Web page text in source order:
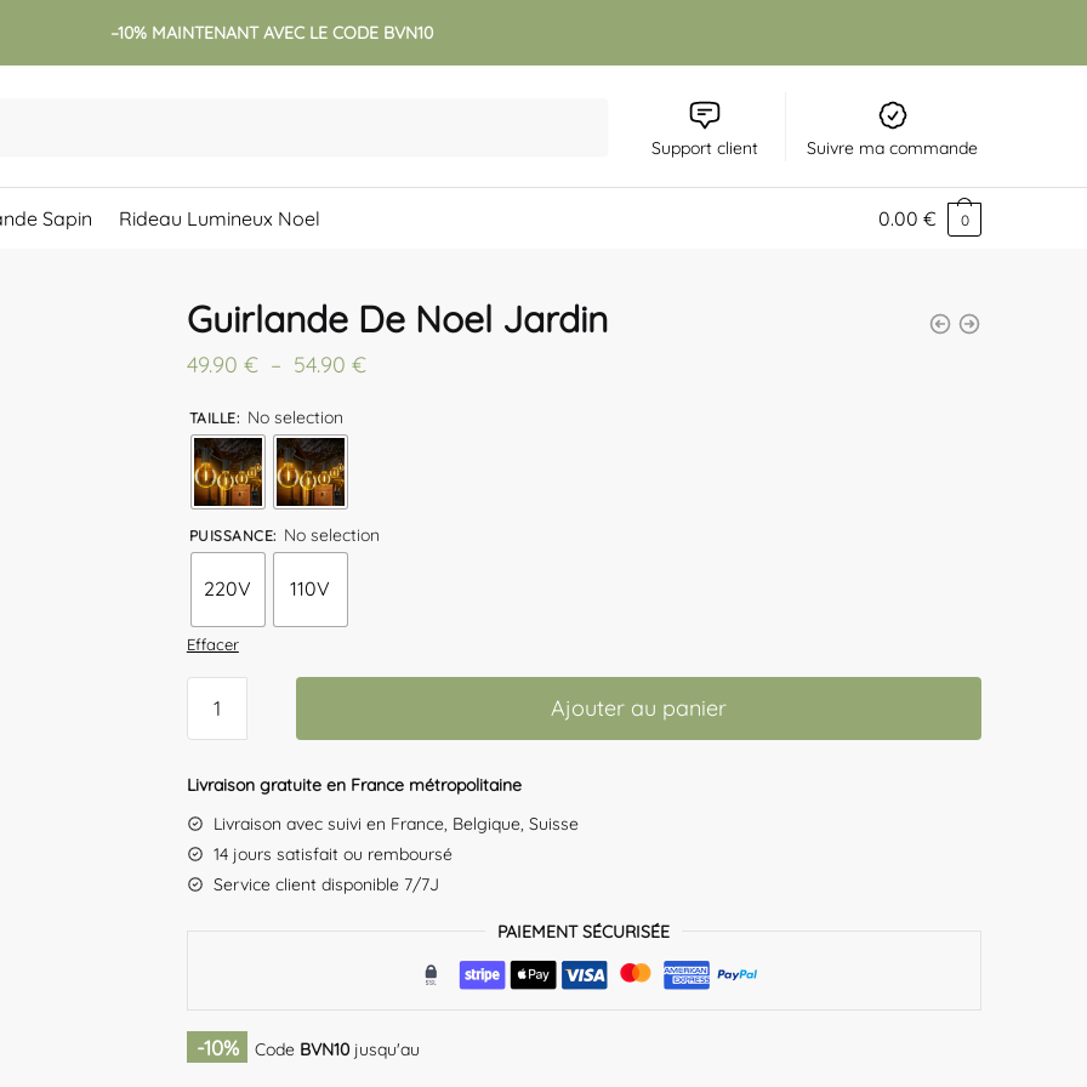
–10% MAINTENANT AVEC LE CODE BVN10
Support client Suivre ma commande
Sapin Rideau Lumineux Noel 0.00 € 0
Guirlande De Noel Jardin
49.90 € – 54.90 €Plage
54.90 €
TAILLE: No selection
PUISSANCE: No selection
220V 110V
Effacer
De
Noel
Jardin
Ajouter au panier
Livraison gratuite en France métropolitaine
Livraison avec suivi en France, Belgique, Suisse
14 jours satisfait ou remboursé
Service client disponible 7/7J
PAIEMENT SÉCURISÉE
-10% Code BVN10jusqu'au